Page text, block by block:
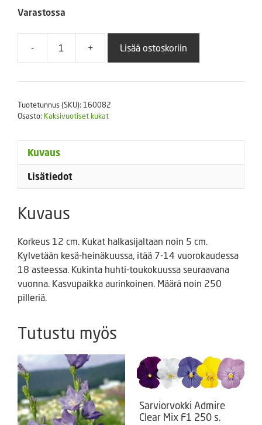
Varastossa
-
Kaunokainen
White
p.
+ Lisää ostoskoriin
Tuotetunnus (SKU): 160082
Osasto: Kaksivuotiset kukat
Kuvaus
Lisätiedot
Kuvaus
Korkeus 12 cm. Kukat halkasijaltaan noin 5 cm.
Kylvetään kesä-heinäkuussa, itää 7-14 vuorokaudessa
18 asteessa. Kukinta huhti-toukokuussa seuraavana
vuonna. Kasvupaikka aurinkoinen. Määrä noin 250
pilleriä.
Tutustu myös
Sarviorvokki Admire
Clear Mix F1 250 s.